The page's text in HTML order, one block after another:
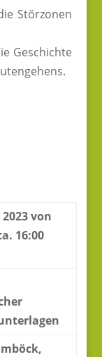
Störzonen
Geschichte
von
16:00